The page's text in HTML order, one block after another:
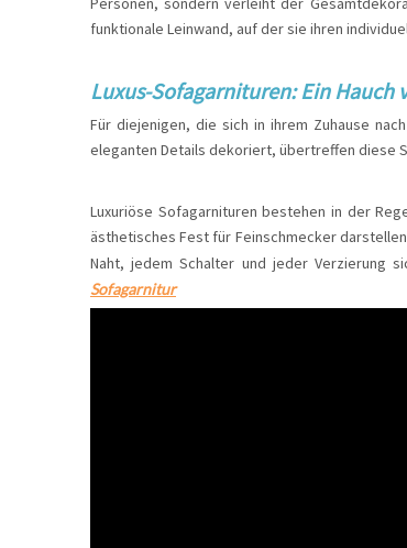
funktionale Leinwand, auf der sie ihren
Luxus-Sofagarnituren: Ein Hauch
Für diejenigen, die sich in ihrem Zuhause
eleganten Details dekoriert, übertreffen diese
Luxuriöse Sofagarnituren bestehen in der
ästhetisches Fest für Feinschmecker
Naht, jedem Schalter und jeder Verzierung
Sofagarnitur